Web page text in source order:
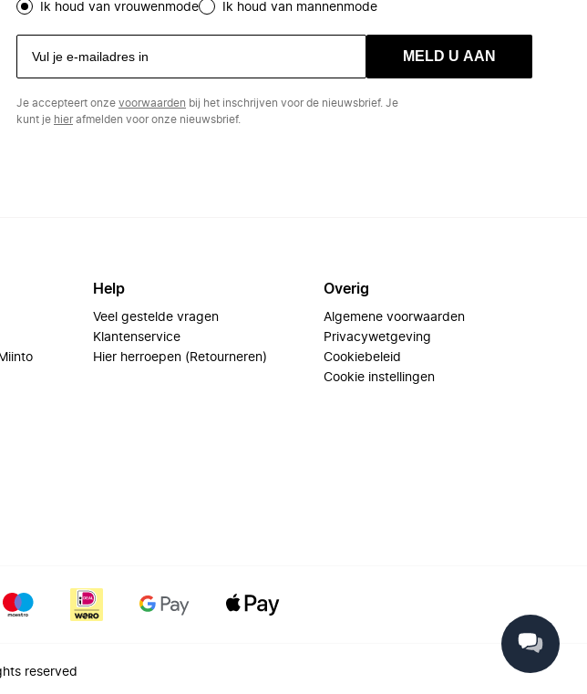
Ik houd van vrouwenmode Ik houd van mannenmode
MELD U AAN
Je accepteert onze voorwaarden bij het inschrijven voor de nieuwsbrief. Je
kunt je hierafmelden voor onze nieuwsbrief.
Help
Veel gestelde vragen
Klantenservice
Hier herroepen (Retourneren)
Overig
Algemene voorwaarden
Privacywetgeving
Cookiebeleid
Cookie instellingen
reserved